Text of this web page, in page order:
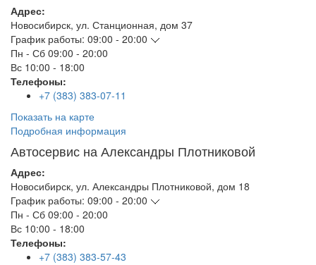
Адрес:
Новосибирск, ул. Станционная, дом 37
График работы: 09:00 - 20:00
Пн - Сб 09:00 - 20:00
Вс 10:00 - 18:00
Телефоны:
+7 (383) 383-07-11
Показать на карте
Подробная информация
Автосервис на Александры Плотниковой
Адрес:
Новосибирск, ул. Александры Плотниковой, дом 18
График работы: 09:00 - 20:00
Пн - Сб 09:00 - 20:00
Вс 10:00 - 18:00
Телефоны:
+7 (383) 383-57-43